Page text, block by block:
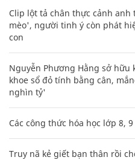
Clip lột tả chân thực cảnh
mèo', người tinh ý còn phát
con
Nguyễn Phương Hằng sở
khoe sổ đỏ tính bằng cân,
nghìn tỷ'
Các công thức hóa học lớp 8,
Truy nã kẻ giết bạn thân rồi